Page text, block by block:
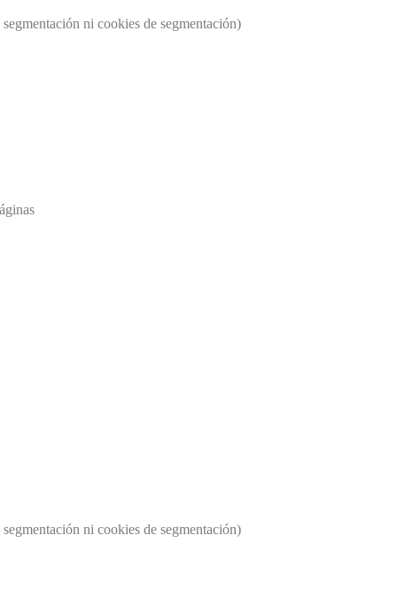
ni cookies de segmentación)
ni cookies de segmentación)